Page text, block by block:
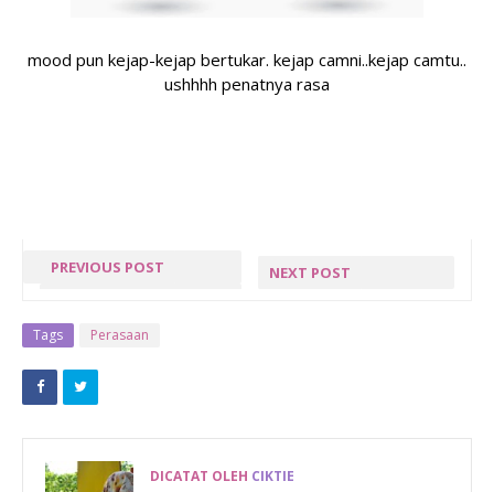
mood pun kejap-kejap bertukar. kejap camni..kejap camtu..
ushhhh penatnya rasa
PREVIOUS POST
YANG BELUM
DI USAHAKAN
NEXT POST
Tags Perasaan
DICATAT OLEH CIKTIE